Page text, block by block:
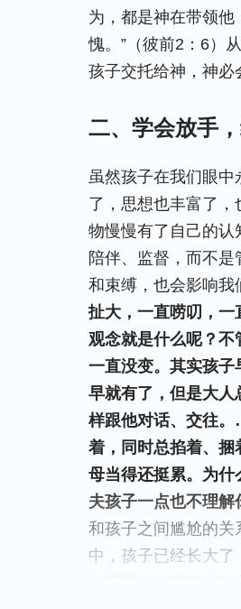
为，都是神在带领他
愧。”（彼前2：6）
孩子交托给神，神必
二、学会放手
虽然孩子在我们眼中
了，思想也丰富了
物慢慢有了自己的认
陪伴、监督，而不
和束缚，也会影响我
扯大，一直唠叨，一
观念就是什么呢？
一直没变。其实孩子
早就有了，但是大
样跟他对话、交往
着，同时总掐着、
母当得还挺累。为什
夫孩子一点也不理解
和孩子之间尴尬的
中，孩子已经长大